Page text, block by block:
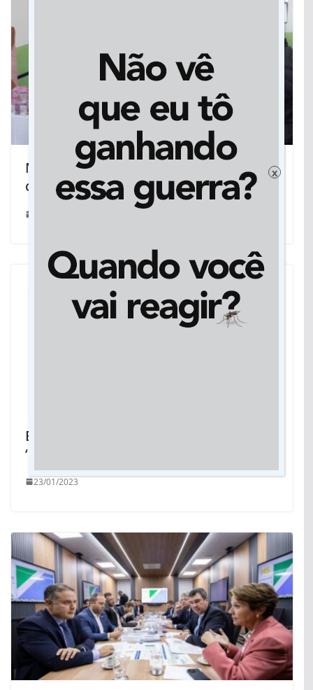
No Conviver, Prefeitura de Vicentina
celebra as mães e a força da mulher
É falso que roubo de celular pode ser
‘legalizado’ pelo STF
23/01/2023
x